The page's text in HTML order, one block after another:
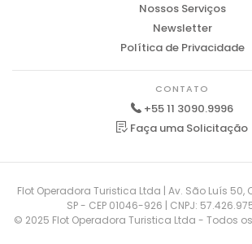
Nossos Serviços
Newsletter
Política de Privacidade
CONTATO
+55 11 3090.9996
Faça uma Solicitação
Flot Operadora Turistica Ltda | Av. São Luís 50,
SP - CEP 01046-926 | CNPJ:
© 2025 Flot Operadora Turistica Ltda - Todos